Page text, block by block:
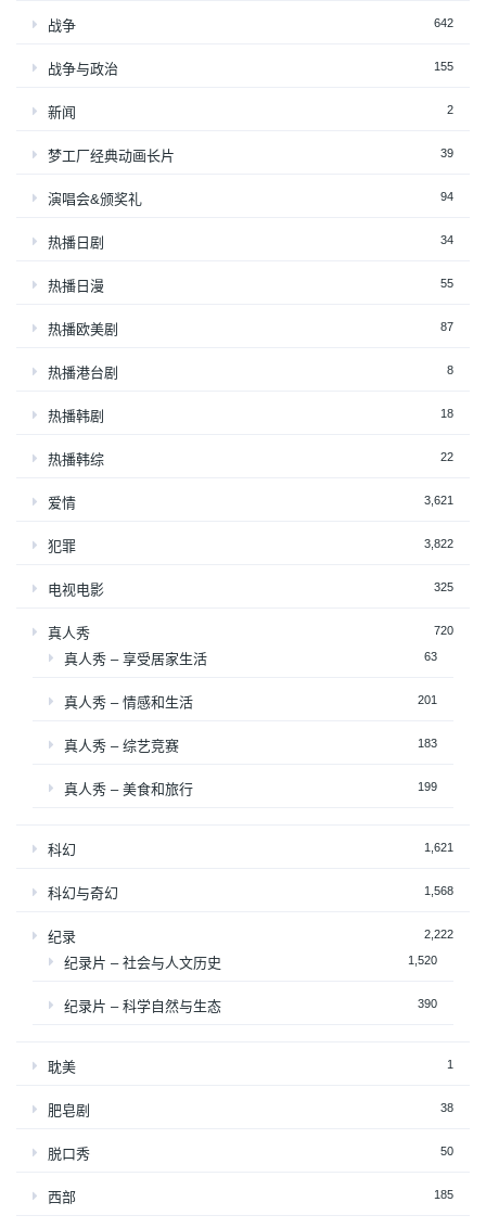
战争 642
战争与政治 155
新闻 2
梦工厂经典动画长片 39
演唱会&颁奖礼 94
热播日剧 34
热播日漫 55
热播欧美剧 87
热播港台剧 8
热播韩剧 18
热播韩综 22
爱情 3,621
犯罪 3,822
电视电影 325
真人秀 720
真人秀 – 享受居家生活 63
真人秀 – 情感和生活 201
真人秀 – 综艺竞赛 183
真人秀 – 美食和旅行 199
科幻 1,621
科幻与奇幻 1,568
纪录 2,222
纪录片 – 社会与人文历史 1,520
纪录片 – 科学自然与生态 390
耽美 1
肥皂剧 38
脱口秀 50
西部 185